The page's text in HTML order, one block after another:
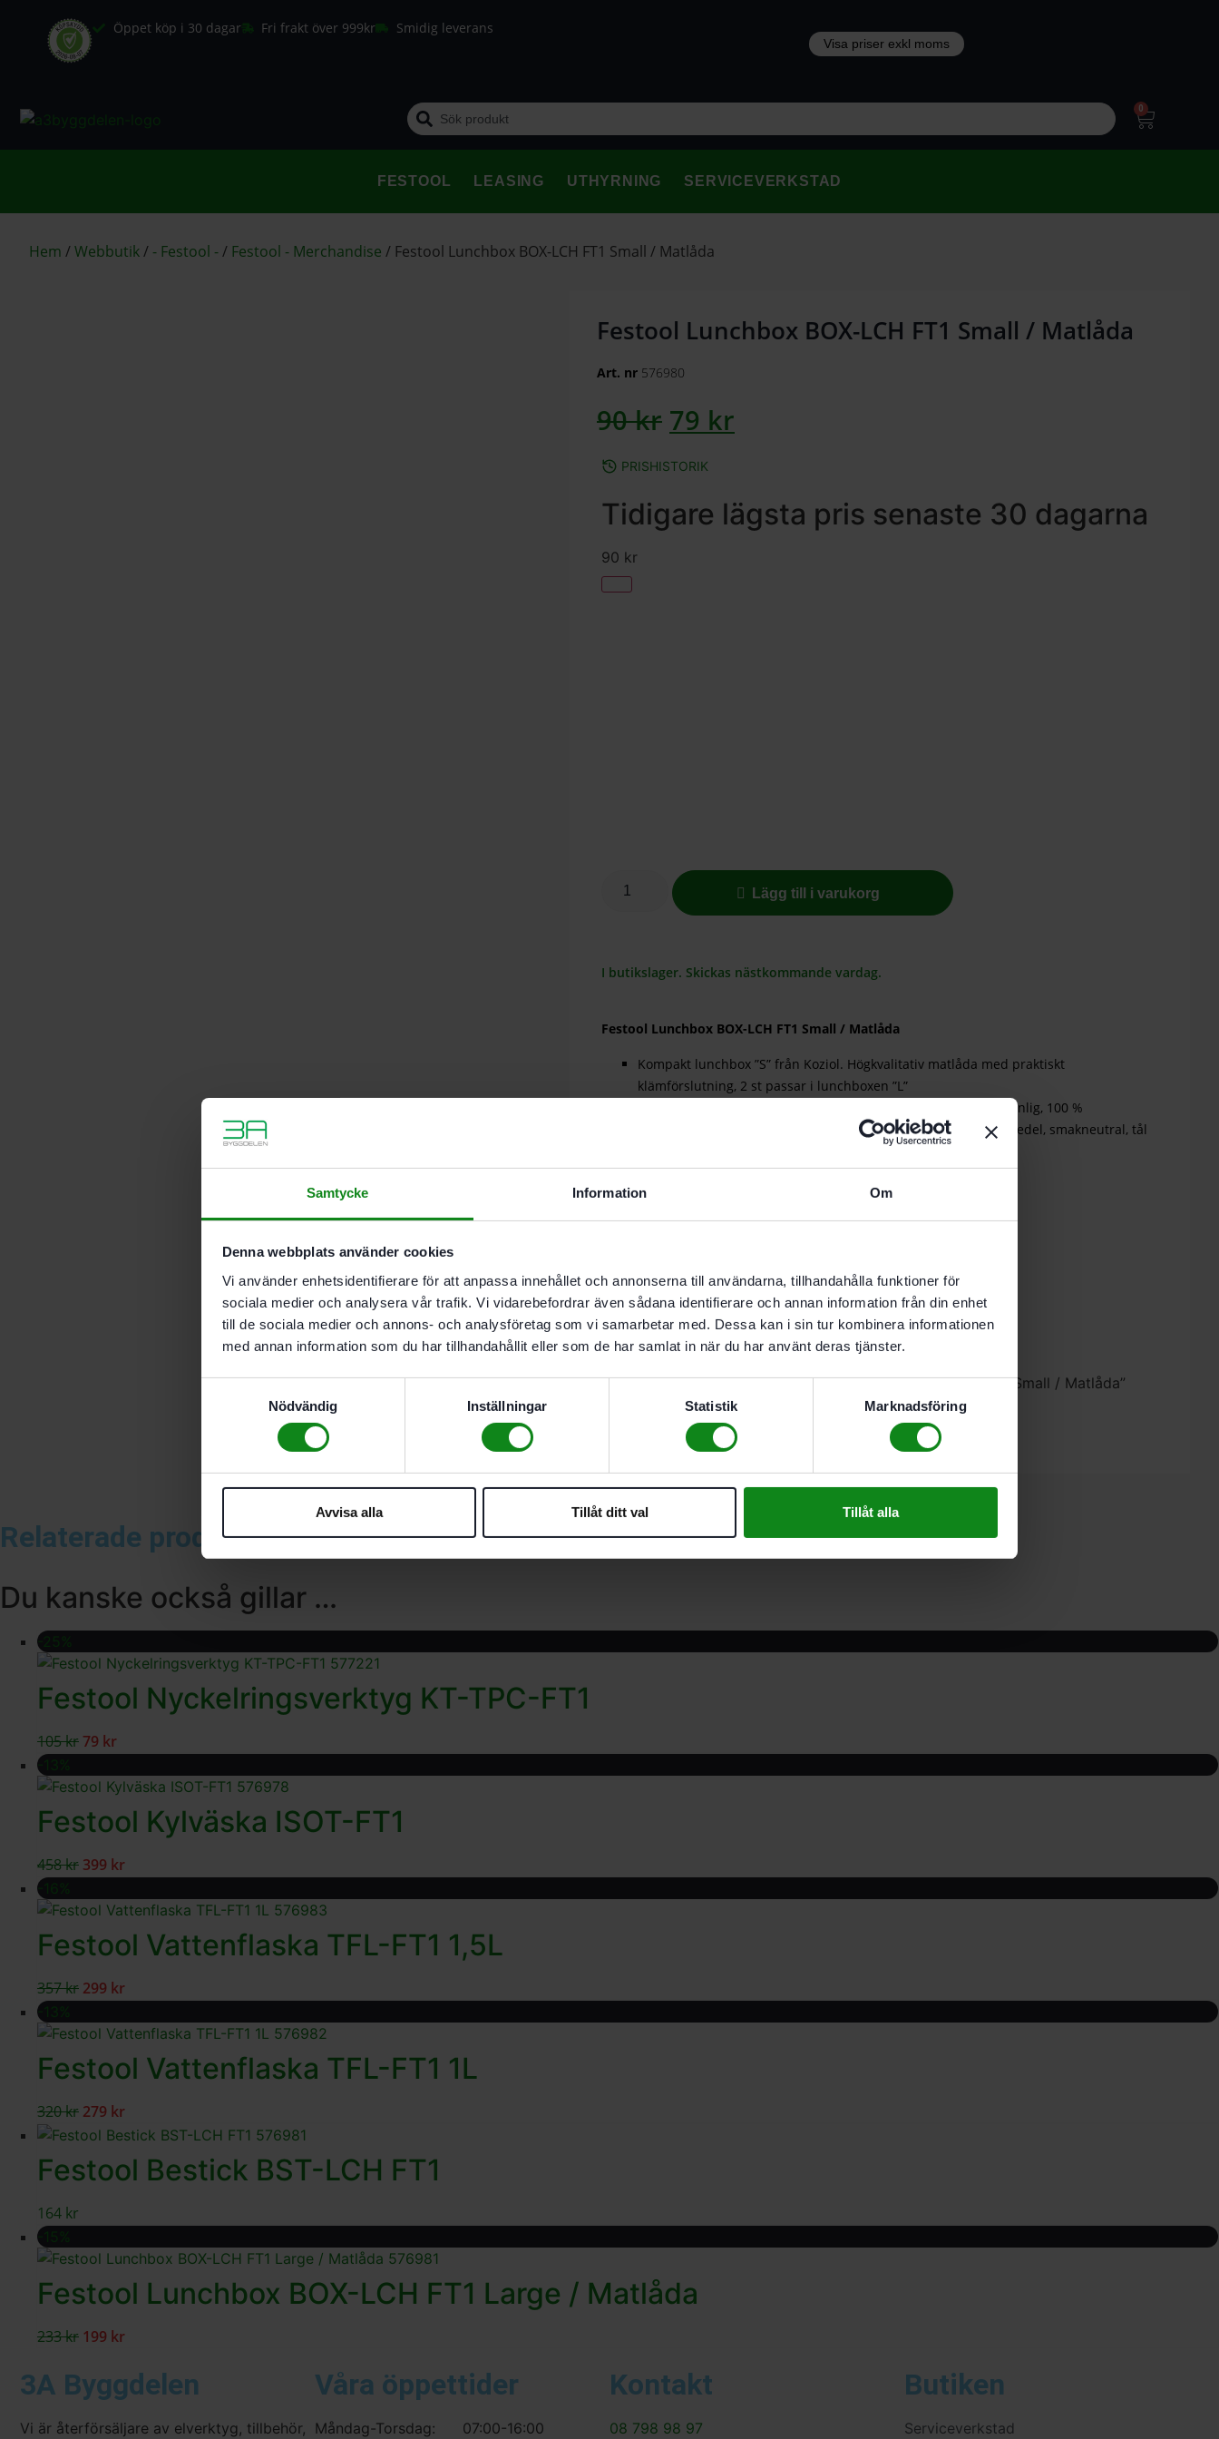
Samtycke Information Om
Denna webbplats använder cookies
Vi använder enhetsidentifierare för att anpassa innehållet och annonserna till användarna, tillhandahålla funktioner för
sociala medier och analysera vår trafik. Vi vidarebefordrar även sådana identifierare och annan information från din enhet
till de sociala medier och annons- och analysföretag som vi samarbetar med. Dessa kan i sin tur kombinera informationen
med annan information som du har tillhandahållit eller som de har samlat in när du har använt deras tjänster.
Nödvändig
Inställningar Statistik Marknadsföring
Avvisa alla Tillåt ditt val Tillåt alla
Öppet köp i 30 dagar Fri frakt över 999kr Smidig leverans
0
FESTOOL LEASING UTHYRNING SERVICEVERKSTAD
Hem /Webbutik/ - Festool -/ Festool - Merchandise / Festool Lunchbox BOX-LCH FT1 Small / Matlåda
Festool Lunchbox BOX-LCH FT1 Small / Matlåda
Art. nr 576980
90kr 79 kr
PRISHISTORIK
Tidigare lägsta pris senaste 30 dagarna
90 kr
Lägg till i varukorg
I butikslager. Skickas nästkommande vardag.
Festool Lunchbox BOX-LCH FT1 Small / Matlåda
Kompakt lunchbox ”S” från Koziol. Högkvalitativ matlåda med praktiskt
klämförslutning, 2 st passar i lunchboxen ”L”
Koziol ORGANIC Collection består av naturlig cellulosa: Miljövänlig, 100 %
återvinningsbar, utan formaldehyd eller BPA, lämplig för livsmedel, smakneutral, tål
Tillverkad i Tyskland
Högkvalitativ matlåda med Festool-logga.
Mått (l x b x h): 151 x 108 x 60 mm
Det finns inga recensioner än.
Bli först med att recensera ”Festool Lunchbox BOX-LCH FT1 Small / Matlåda”
Du måste varainloggad för att skriva en recension.
Relaterade produkter
Du kanske också gillar …
-25%
Festool Nyckelringsverktyg KT-TPC-FT1
105kr 79 kr
-13%
Festool Kylväska ISOT-FT1
458kr 399 kr
-16%
Festool Vattenflaska TFL-FT1 1,5L
357kr 299 kr
-13%
Festool Vattenflaska TFL-FT1 1L
320kr 279 kr
Festool Bestick BST-LCH FT1
164 kr
-15%
Festool Lunchbox BOX-LCH FT1 Large / Matlåda
233kr 199 kr
3A Byggdelen
Vi är återförsäljare av elverktyg, tillbehör,
Våra öppettider
Måndag-Torsdag: 07:00-16:00
Kontakt
08 798 98 97
Butiken
Serviceverkstad